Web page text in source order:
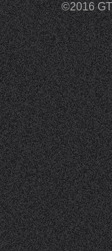
©2016